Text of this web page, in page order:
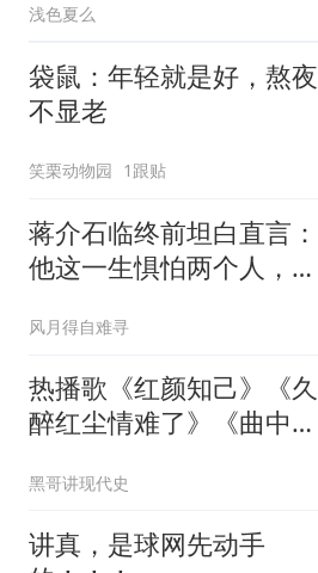
浅色夏么
袋鼠：年轻就是好，熬夜
不显老
笑栗动物园 1跟贴
蒋介石临终前坦白直言：
他这一生惧怕两个人，却
风月得自难寻
热播歌《红颜知己》《久
醉红尘情难了》《曲中
人》
黑哥讲现代史
讲真，是球网先动手